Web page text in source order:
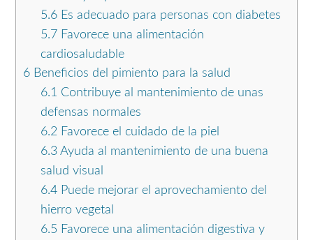
5.6Es adecuado para personas con diabetes
5.7Favorece una alimentación
cardiosaludable
6 Beneficios del pimiento para la salud
6.1 Contribuye al mantenimiento de unas
defensas normales
6.2Favorece el cuidado de la piel
6.3Ayuda al mantenimiento de una buena
salud visual
6.4Puede mejorar el aprovechamiento del
hierro vegetal
6.5 Favorece una alimentación digestiva y